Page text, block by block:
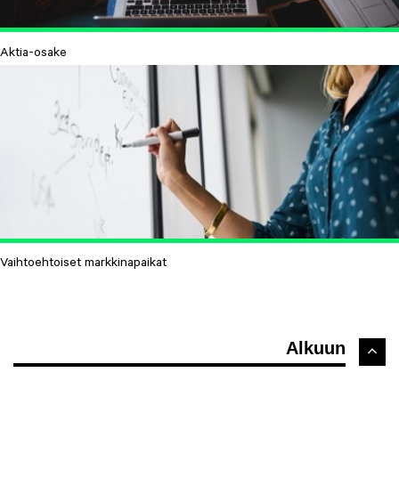
Aktia-osake
Vaihtoehtoiset markkinapaikat
Alkuun